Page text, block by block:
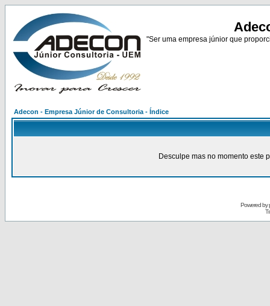
"Ser uma empresa júnior que
Adecon - Empresa Júnior de Consultoria - Índice
Desculpe mas no momento este
Powered by